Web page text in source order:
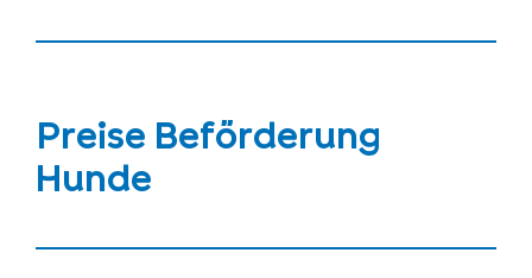
Preise Beförderung
Hunde